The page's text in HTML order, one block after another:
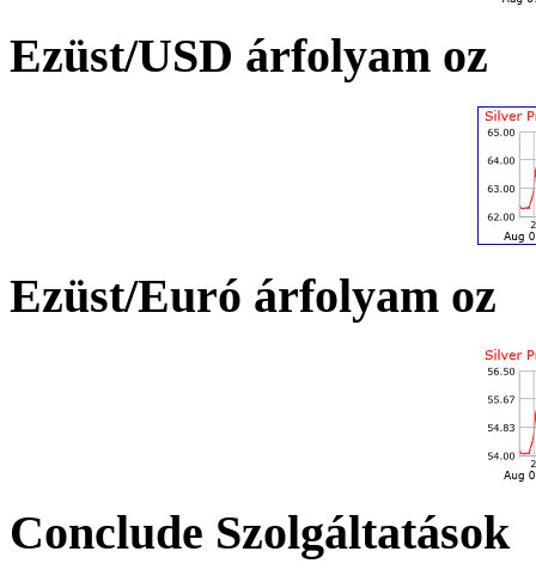
Ezüst/USD árfolyam oz
Ezüst/Euró árfolyam oz
Conclude Szolgáltatások